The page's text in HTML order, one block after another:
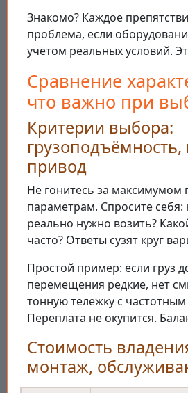
Знакомо? Каждое
проблема, если
учётом реальных условий.
Сравнение
что важно при
Критерии выбора:
грузоподъёмность,
привод
Не гонитесь за максимумом
параметрам. Спросите себя:
реально нужно возить?
часто? Ответы сузят круг
Простой пример: если груз
перемещения редкие, нет
тонную тележку с
Переплата не окупится.
Стоимость
монтаж,